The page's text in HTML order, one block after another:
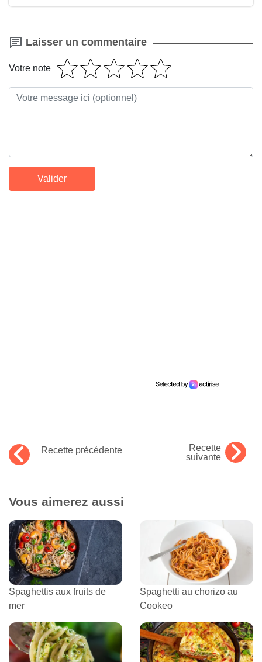
Laisser un commentaire
Votre note
Recette précédente
Recette
suivante
Vous aimerez aussi
Spaghettis aux fruits de
mer
Spaghetti au chorizo au
Cookeo